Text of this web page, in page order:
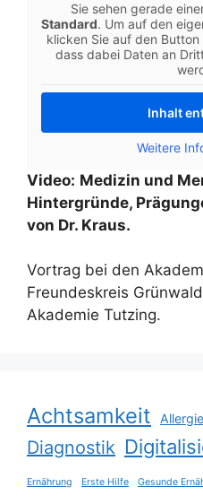
Sie sehen gerade
Standard. Um auf den
klicken Sie auf den
dass dabei Daten an
Inhalt
Weitere
Video: Medizin und
Hintergründe,
von Dr. Kraus.
Vortrag bei den
Freundeskreis
Akademie Tutzing.
Achtsamkeit Allergie
Diagnostik
Ernährung Erste Hilfe Gesunde